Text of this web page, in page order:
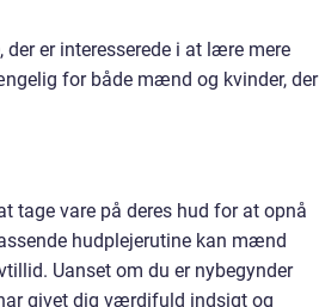
er interesserede i at lære mere
for både mænd og kvinder, der
tage vare på deres hud for at opnå
hudplejerutine kan mænd
Uanset om du er nybegynder
givet dig værdifuld indsigt og